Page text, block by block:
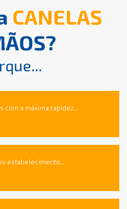
CANELAS
com a máxima rapidez...
estabelecimento...